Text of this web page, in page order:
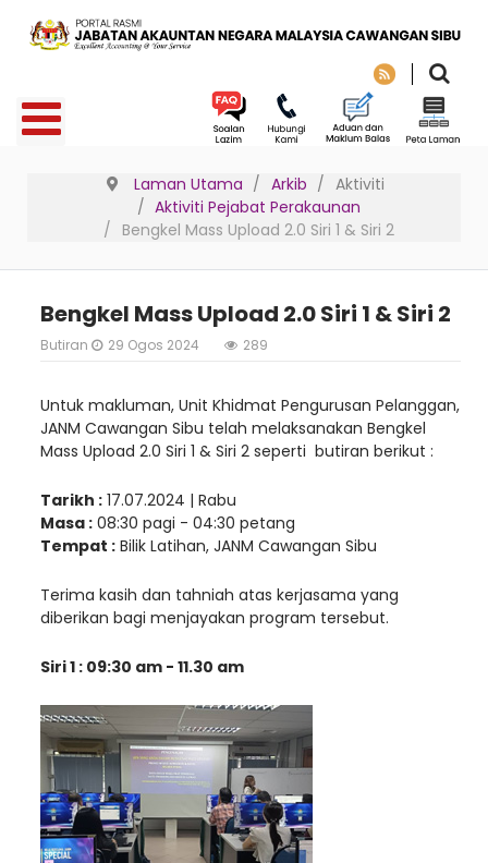
Laman Utama Arkib
Aktiviti
Aktiviti Pejabat Perakaunan
Bengkel Mass Upload 2.0 Siri 1 & Siri 2
Bengkel Mass Upload 2.0 Siri 1 & Siri 2
Butiran 29 Ogos 2024 289
Untuk makluman, Unit Khidmat Pengurusan Pelanggan,
JANM Cawangan Sibu telah melaksanakan Bengkel
Mass Upload 2.0 Siri 1 & Siri 2 seperti butiran berikut :
Tarikh : 17.07.2024 | Rabu
Masa : 08:30 pagi - 04:30 petang
Tempat : Bilik Latihan, JANM Cawangan Sibu
Terima kasih dan tahniah atas kerjasama yang
diberikan bagi menjayakan program tersebut.
Siri 1 : 09:30 am - 11.30 am